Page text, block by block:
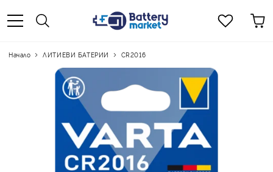
Начало ЛИТИЕВИ БАТЕРИИ CR2016